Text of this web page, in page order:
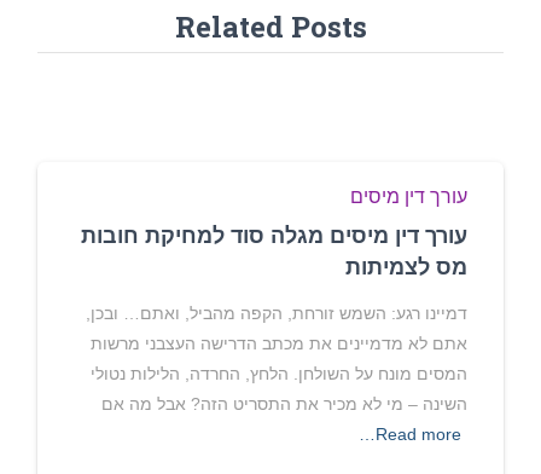
Related Posts
עורך דין מיסים
עורך דין מיסים מגלה סוד למחיקת חובות
מס לצמיתות
דמיינו רגע: השמש זורחת, הקפה מהביל, ואתם… ובכן,
אתם לא מדמיינים את מכתב הדרישה העצבני מרשות
המסים מונח על השולחן. הלחץ, החרדה, הלילות נטולי
השינה – מי לא מכיר את התסריט הזה? אבל מה אם
Read more…